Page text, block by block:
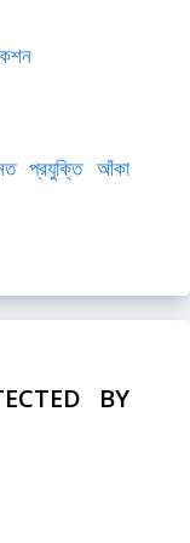
প্রযুক্তি আঁকা
BY